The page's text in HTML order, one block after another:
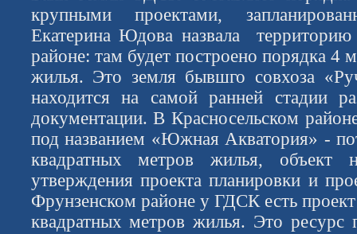
крупными проектами,
Екатерина Юдова назвала территорию
районе: там будет построено порядка 4
жилья. Это земля бывшго совхоза
находится на самой ранней стадии
документации. В Красносельском
под названием «Южная Акватория» -
квадратных метров жилья, объект
утверждения проекта планировки и
Фрунзенском районе у ГДСК есть
квадратных метров жилья. Это ресурс